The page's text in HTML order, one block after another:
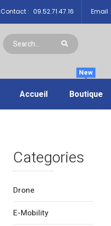
Contact : 09.52.71.47.16 Email :
Accueil Boutique
New
Categories
Drone
E-Mobility